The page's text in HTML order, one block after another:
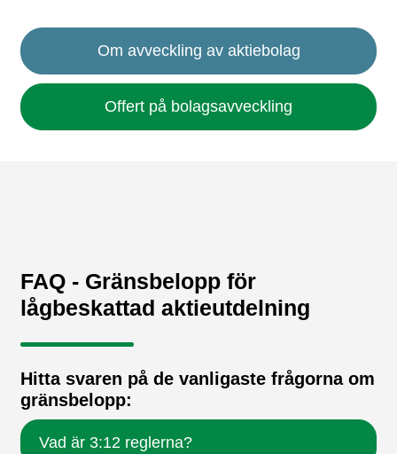
Om avveckling av aktiebolag
Offert på bolagsavveckling
FAQ - Gränsbelopp för
lågbeskattad aktieutdelning
Hitta svaren på de vanligaste frågorna om
gränsbelopp:
Vad är 3:12 reglerna?